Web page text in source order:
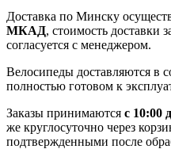
Доставка по Минску
МКАД, стоимость доставки
согласуется с менеджером.
Велосипеды доставляются в
полностью готовом к
Заказы принимаются с 10:00
же круглосуточно через
подтвержденными после